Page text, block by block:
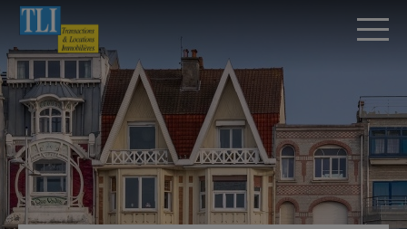
Panneau de gestion des cookies